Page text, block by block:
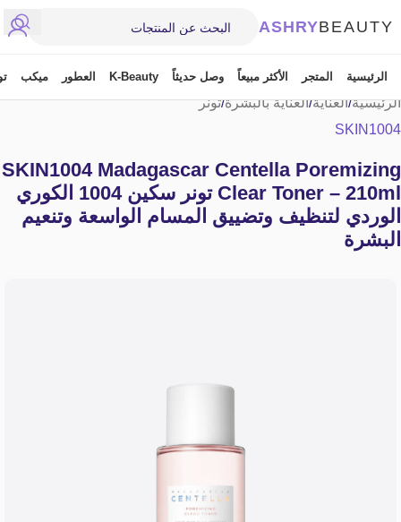
ASHRYBEAUTY
الرئيسية المتجر الأكثر مبيعاً وصل حديثاً K-Beauty العطور ميكب
الرئيسية/العناية/العناية بالبشرة/تونر
SKIN1004
SKIN1004 Madagascar Centella Poremizing
Clear Toner – 210ml تونر سكين 1004 الكوري
الوردي لتنظيف وتضييق المسام الواسعة وتنعيم
البشرة